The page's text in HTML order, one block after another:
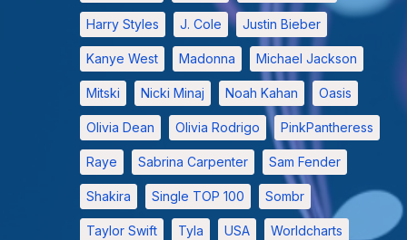
Harry Styles J. Cole Justin Bieber
Kanye West Madonna Michael Jackson
Mitski Nicki Minaj Noah Kahan Oasis
Olivia Dean Olivia Rodrigo PinkPantheress
Raye Sabrina Carpenter Sam Fender
Shakira Single TOP 100 Sombr
Taylor Swift Tyla USA Worldcharts